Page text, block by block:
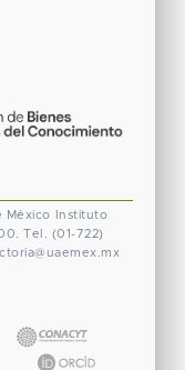
México
Instituto
Tel. (01-722)